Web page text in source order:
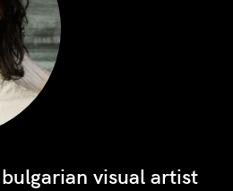
visual artist